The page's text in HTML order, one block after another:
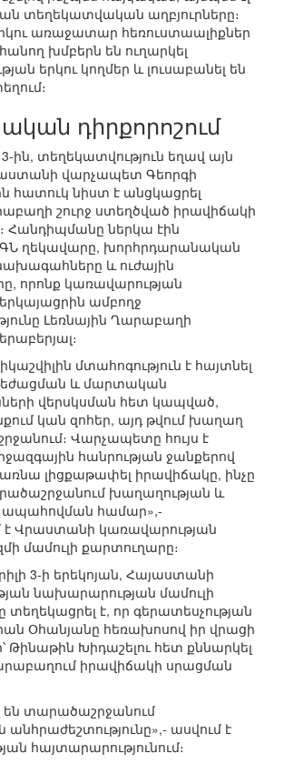
տեղեկատվական աղբյուրները։
առաջատար հեռուստաալիքներ
խմբերն են ուղարկել
երկու կողմեր և լուսաբանել են
դիրքորոշում
ին, տեղեկատվություն եղավ այն
վարչապետ Գեորգի
հատուկ նիստ է անցկացրել
շուրջ ստեղծված իրավիճակի
Հանդիպմանը ներկա էին
ղեկավարը, խորհրդարանական
և ուժային
որոնք կառավարության
ամբողջ
Լեռնային Ղարաբաղի
մտահոգություն է հայտնել
և մարտական
վերսկսման հետ կապված,
կան զոհեր, այդ թվում խաղաղ
Վարչապետը հույս է
հանրության ջանքերով
լիցքաթափել իրավիճակը, ինչը
խաղաղության և
ապահովման համար»,-
է Վրաստանի կառավարության
մամուլի քարտուղարը։
3-ի երեկոյան, Հայաստանի
նախարարության մամուլի
տեղեկացրել է, որ գերատեսչության
Օհանյանը հեռախոսով իր վրացի
Խիդաշելու հետ քննարկել
իրավիճակի սրացման
են տարածաշրջանում
ասվում է
հայտարարությունում։